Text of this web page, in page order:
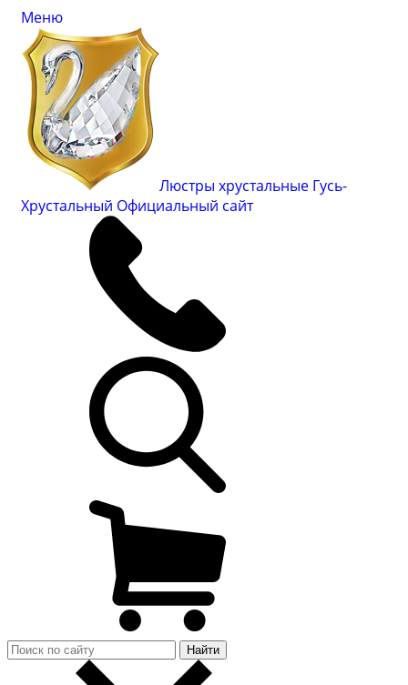
Меню
Люстры хрустальные Гусь-
Хрустальный Официальный сайт
Найти